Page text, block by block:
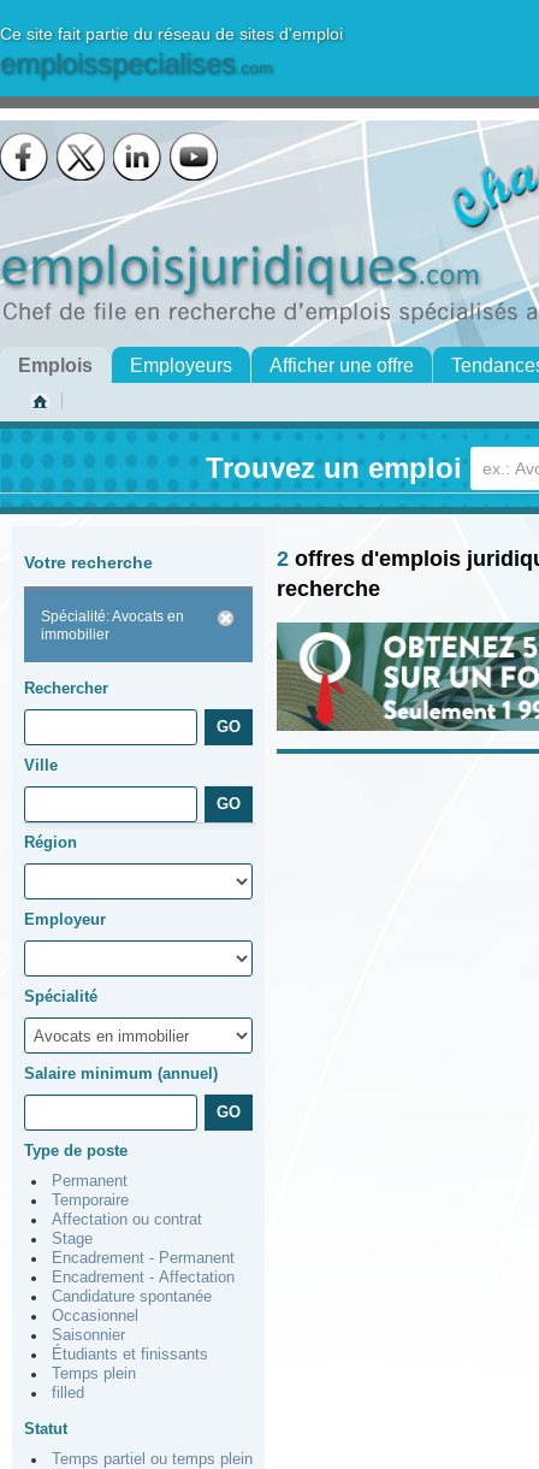
Ce site fait partie du réseau de sites d'emploi
emploisspecialises.com
Emplois Employeurs Afficher une offre
Trouvez un emploi
Votre recherche
Spécialité: Avocats en
immobilier
Rechercher
Ville
Région
Employeur
Spécialité
Salaire minimum (annuel)
Type de poste
Permanent
Temporaire
Affectation ou contrat
Stage
Encadrement - Permanent
Encadrement - Affectation
Candidature spontanée
Occasionnel
Saisonnier
Étudiants et finissants
Temps plein
filled
Statut
Temps partiel ou temps plein
2 offres d'emplois
recherche